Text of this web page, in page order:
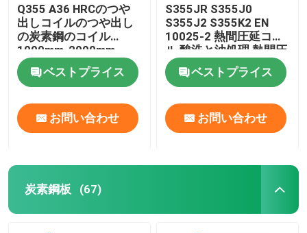
Q355 A36 HRCのつや
出しコイルのつや出し
の炭素鋼のコイル
1000mm-2000mm
ベストプライス
お問い合わせ
S355JR S355J0
S355J2 S355K2 EN
10025-2 熱間圧延コイ
ル 酸洗と油処理 熱間圧
延鋼コイル
ベストプライス
お問い合わせ
炭素鋼板 (67)